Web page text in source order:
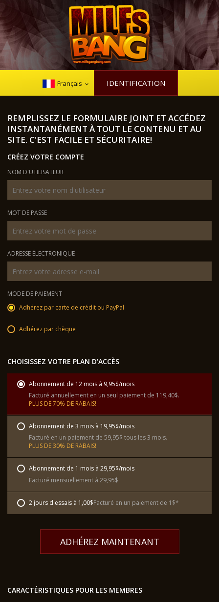
Français IDENTIFICATION
REMPLISSEZ LE FORMULAIRE JOINT ET ACCÉDEZ
INSTANTANÉMENT À TOUT LE CONTENU ET AU
SITE. C'EST FACILE ET SÉCURITAIRE!
CRÉEZ VOTRE COMPTE
NOM D'UTILISATEUR
MOT DE PASSE
ADRESSE ÉLECTRONIQUE
MODE DE PAIEMENT
Adhérez par carte de crédit ou PayPal
Adhérez par chèque
CHOISISSEZ VOTRE PLAN D'ACCÈS
Abonnement de 12 mois à 9,95$/mois
Facturé annuellement en un seul paiement de 119,40$.
PLUS DE 70% DE RABAIS!
Abonnement de 3 mois à 19,95$/mois
Facturé en un paiement de 59,95$ tous les 3 mois.
PLUS DE 30% DE RABAIS!
Abonnement de 1 mois à 29,95$/mois
Facturé mensuellement à 29,95$
2 jours d'essais à 1,00$Facturé en un paiement de 1$*
ADHÉREZ MAINTENANT
CARACTÉRISTIQUES POUR LES MEMBRES